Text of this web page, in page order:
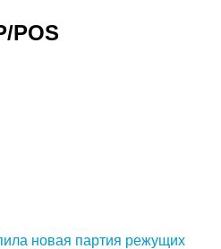
POS
новая партия режущих